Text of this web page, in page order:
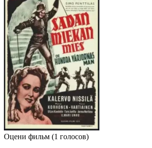
Оцени фильм (1 голосов)